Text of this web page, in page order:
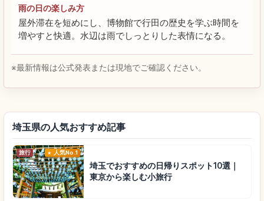
雨の日の楽しみ方
屋外滞在を短めにし、博物館で行田の歴史を学ぶ時間を
増やすと快適。水辺は雨でしっとりした表情になる。
※最新情報は公式発表または現地でご確認ください。
埼玉県の人気おすすめ記事
旅行 人気No.1
埼玉でおすすめの日帰りスポット10選｜
東京から楽しむ小旅行